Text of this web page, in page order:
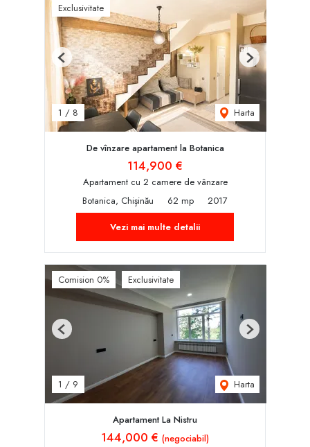
Exclusivitate
1 / 8 Harta
Previous Next
De vînzare apartament la Botanica
114,900 €
Apartament cu 2 camere de vânzare
Botanica, Chișinău
62 mp
2017
Vezi mai multe detalii
Comision 0% Exclusivitate
1 / 9 Harta
Previous Next
Apartament La Nistru
144,000 € (negociabil)